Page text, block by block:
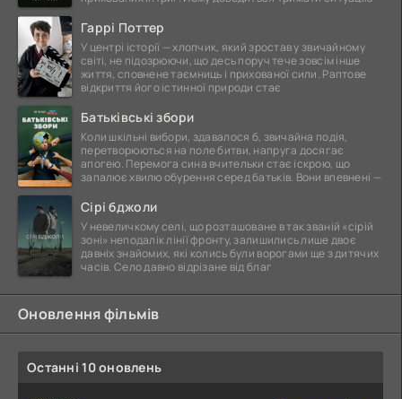
Гаррі Поттер
У центрі історії — хлопчик, який зростав у звичайному
світі, не підозрюючи, що десь поруч тече зовсім інше
життя, сповнене таємниць і прихованої сили. Раптове
відкриття його істинної природи стає
Батьківські збори
Коли шкільні вибори, здавалося б, звичайна подія,
перетворюються на поле битви, напруга досягає
апогею. Перемога сина вчительки стає іскрою, що
запалює хвилю обурення серед батьків. Вони впевнені —
Сірі бджоли
У невеличкому селі, що розташоване в так званій «сірій
зоні» неподалік лінії фронту, залишились лише двоє
давніх знайомих, які колись були ворогами ще з дитячих
часів. Село давно відрізане від благ
Оновлення фільмів
Останні 10 оновлень